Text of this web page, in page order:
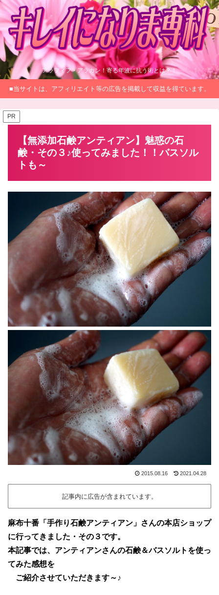
アラフィフ・アラカン！寄る年波に抗う術とは？！
■当サイトは、アフィリエイト等の広告を掲載して収益を得ています。
PR
【無添加石鹸アンティアン】魅惑の石
鹸・その３♪使ってみました！！バスソル
トも～
2015.08.16 2021.04.28
記事内に広告が含まれています。
麻布十番「手作り石鹸アンティアン」さんの本店ショップ
に行ってきました・その３です。
本記事では、アンティアンさんの石鹸＆バスソルトを使っ
てみた感想を
ご紹介させていただきます～♪